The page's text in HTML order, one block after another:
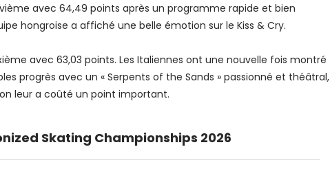
avec 64,49 points après un programme rapide et bien
hongroise a affiché une belle émotion sur le Kiss & Cry.
avec 63,03 points. Les Italiennes ont une nouvelle fois montré
progrès avec un « Serpents of the Sands » passionné et théâtral,
leur a coûté un point important.
Skating Championships 2026